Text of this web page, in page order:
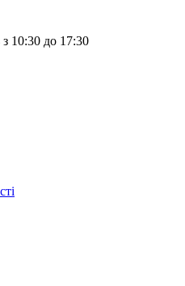
10:30 до 17:30